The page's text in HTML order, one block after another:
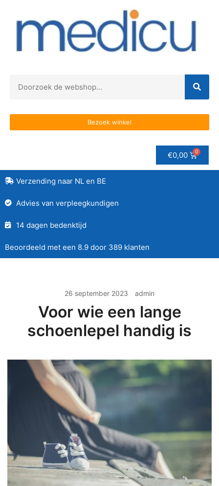
Bezoek winkel
€0,00
Verzending naar NL en BE
Advies van verpleegkundigen
14 dagen bedenktijd
Beoordeeld met een 8.9 door 389 klanten
26 september 2023 admin
Voor wie een lange
schoenlepel handig is